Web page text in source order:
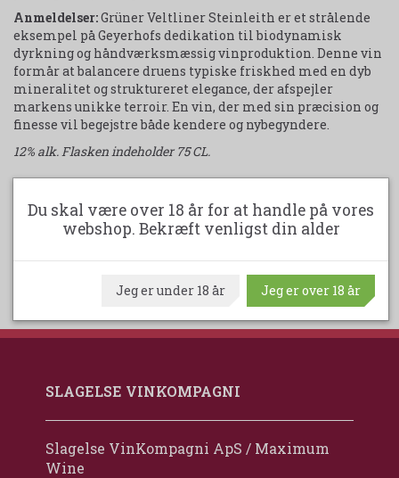
Anmeldelser:Grüner Veltliner Steinleith er et strålende
eksempel på Geyerhofs dedikation til biodynamisk
dyrkning og håndværksmæssig vinproduktion. Denne vin
formår at balancere druens typiske friskhed med en dyb
mineralitet og struktureret elegance, der afspejler
markens unikke terroir. En vin, der med sin præcision og
finesse vil begejstre både kendere og nybegyndere.
12% alk. Flasken indeholder 75 CL.
Udskriv produktark
SLAGELSE VINKOMPAGNI
Slagelse VinKompagni ApS / Maximum
Wine
Du skal være over 18 år for at handle på vores
webshop. Bekræft venligst din alder
Jeg er under 18 år Jeg er over 18 år